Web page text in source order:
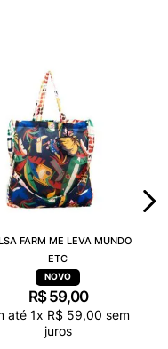
FARM ME LEVA MUNDO
ETC
R$ 59,00
até 1x R$ 59,00 sem
juros